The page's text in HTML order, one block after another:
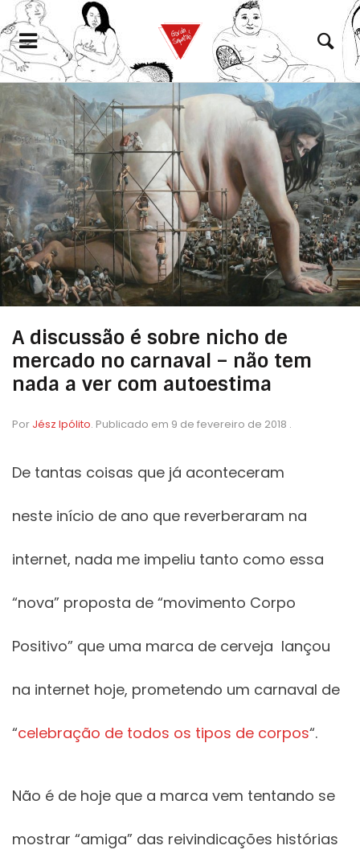
A discussão é sobre nicho de
mercado no carnaval – não tem
nada a ver com autoestima
Por Jész Ipólito. Publicado em 9 de fevereiro de 2018 .
De tantas coisas que já aconteceram
neste início de ano que reverberaram na
internet, nada me impeliu tanto como essa
“nova” proposta de “movimento Corpo
Positivo” que uma marca de cerveja lançou
na internet hoje, prometendo um carnaval de
“celebração de todos os tipos de corpos“.
Não é de hoje que a marca vem tentando se
mostrar “amiga” das reivindicações histórias